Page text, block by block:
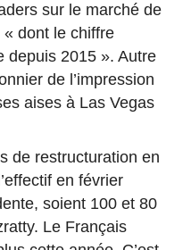
sur le marché de
« dont le chiffre
depuis 2015 ». Autre
de l’impression
aises à Las Vegas
de restructuration en
en février
soient 100 et 80
Le Français